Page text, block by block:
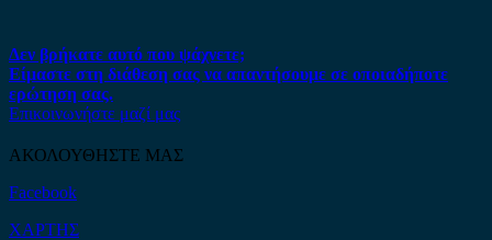
Δεν βρήκατε αυτό που ψάχνετε;
Είμαστε στη διάθεση σας να απαντήσουμε σε οποιαδήποτε
ερώτηση σας.
Επικοινωνήστε μαζί μας
ΑΚΟΛΟΥΘΗΣΤΕ ΜΑΣ
Facebook
ΧΑΡΤΗΣ